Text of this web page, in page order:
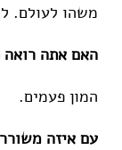
משהו לעולם.
האם אתה רואה
המון פעמים.
עם איזה